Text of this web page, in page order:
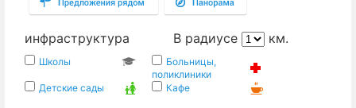
инфраструктура В радиусе км.
Школы
Больницы,
поликлиники
Детские сады
Кафе